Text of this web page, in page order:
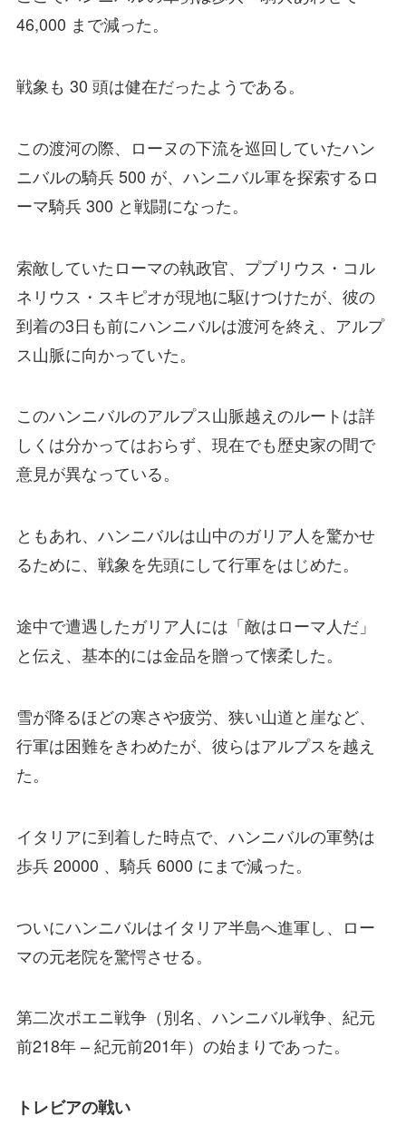
46,000 まで減った。
戦象も 30 頭は健在だったようである。
この渡河の際、ローヌの下流を巡回していたハン
ニバルの騎兵 500 が、ハンニバル軍を探索するロ
ーマ騎兵 300 と戦闘になった。
索敵していたローマの執政官、プブリウス・コル
ネリウス・スキピオが現地に駆けつけたが、彼の
到着の3日も前にハンニバルは渡河を終え、アルプ
ス山脈に向かっていた。
このハンニバルのアルプス山脈越えのルートは詳
しくは分かってはおらず、現在でも歴史家の間で
意見が異なっている。
ともあれ、ハンニバルは山中のガリア人を驚かせ
るために、戦象を先頭にして行軍をはじめた。
途中で遭遇したガリア人には「敵はローマ人だ」
と伝え、基本的には金品を贈って懐柔した。
雪が降るほどの寒さや疲労、狭い山道と崖など、
行軍は困難をきわめたが、彼らはアルプスを越え
た。
イタリアに到着した時点で、ハンニバルの軍勢は
歩兵 20000 、騎兵 6000 にまで減った。
ついにハンニバルはイタリア半島へ進軍し、ロー
マの元老院を驚愕させる。
第二次ポエニ戦争（別名、ハンニバル戦争、紀元
前218年 – 紀元前201年）の始まりであった。
トレビアの戦い